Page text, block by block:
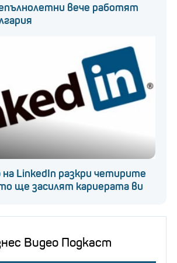
вече работят
LinkedIn разкри четирите
ще засилят кариерата ви
Видео Подкаст